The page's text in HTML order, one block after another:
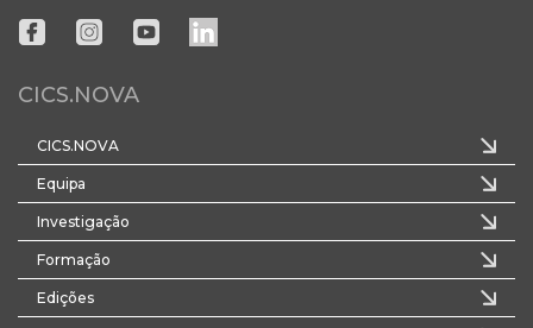
CICS.NOVA
CICS.NOVA
Equipa
Investigação
Formação
Edições